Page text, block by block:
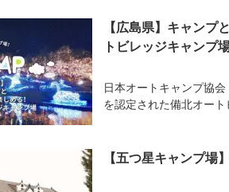
【広島県】キャンプ
トビレッジキャンプ
日本オートキャンプ協
を認定された備北オート
【五つ星キャンプ場